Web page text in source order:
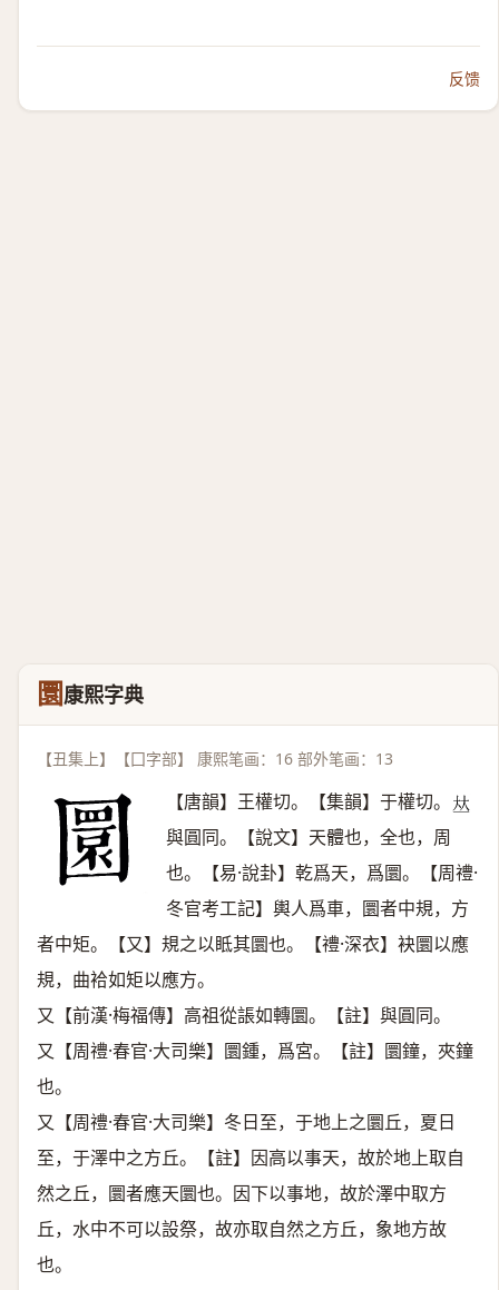
反馈
圜 康熙字典
【丑集上】【囗字部】 康熙笔画：16 部外笔画：13
【唐韻】王權切。【集韻】于權切。 𠀤
與圓同。【說文】天體也，全也，周
也。【易·說卦】乾爲天，爲圜。【周禮·
冬官考工記】輿人爲車，圜者中規，方
者中矩。【又】規之以眡其圜也。【禮·深衣】袂圜以應
規，曲袷如矩以應方。
又【前漢·梅福傳】高祖從䛫如轉圜。【註】與圓同。
又【周禮·春官·大司樂】圜鍾，爲宮。【註】圜鐘，夾鐘
也。
又【周禮·春官·大司樂】冬日至，于地上之圜丘，夏日
至，于澤中之方丘。【註】因高以事天，故於地上取自
然之丘，圜者應天圜也。因下以事地，故於澤中取方
丘，水中不可以設祭，故亦取自然之方丘，象地方故
也。